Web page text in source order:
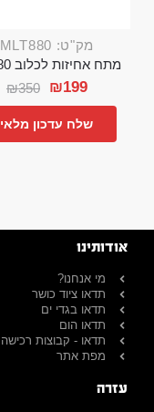
מק"ט: MLT880
מתח אחיזות לכלוב ST880
₪350 ₪199
שלח עדכון מלאי
אודותינו
מי אנחנו?
תדאו ציוד כושר
תדאו בגדי ים
תדאו הום
תדאו - קבוצות רכישה
מפת אתר
עזרה